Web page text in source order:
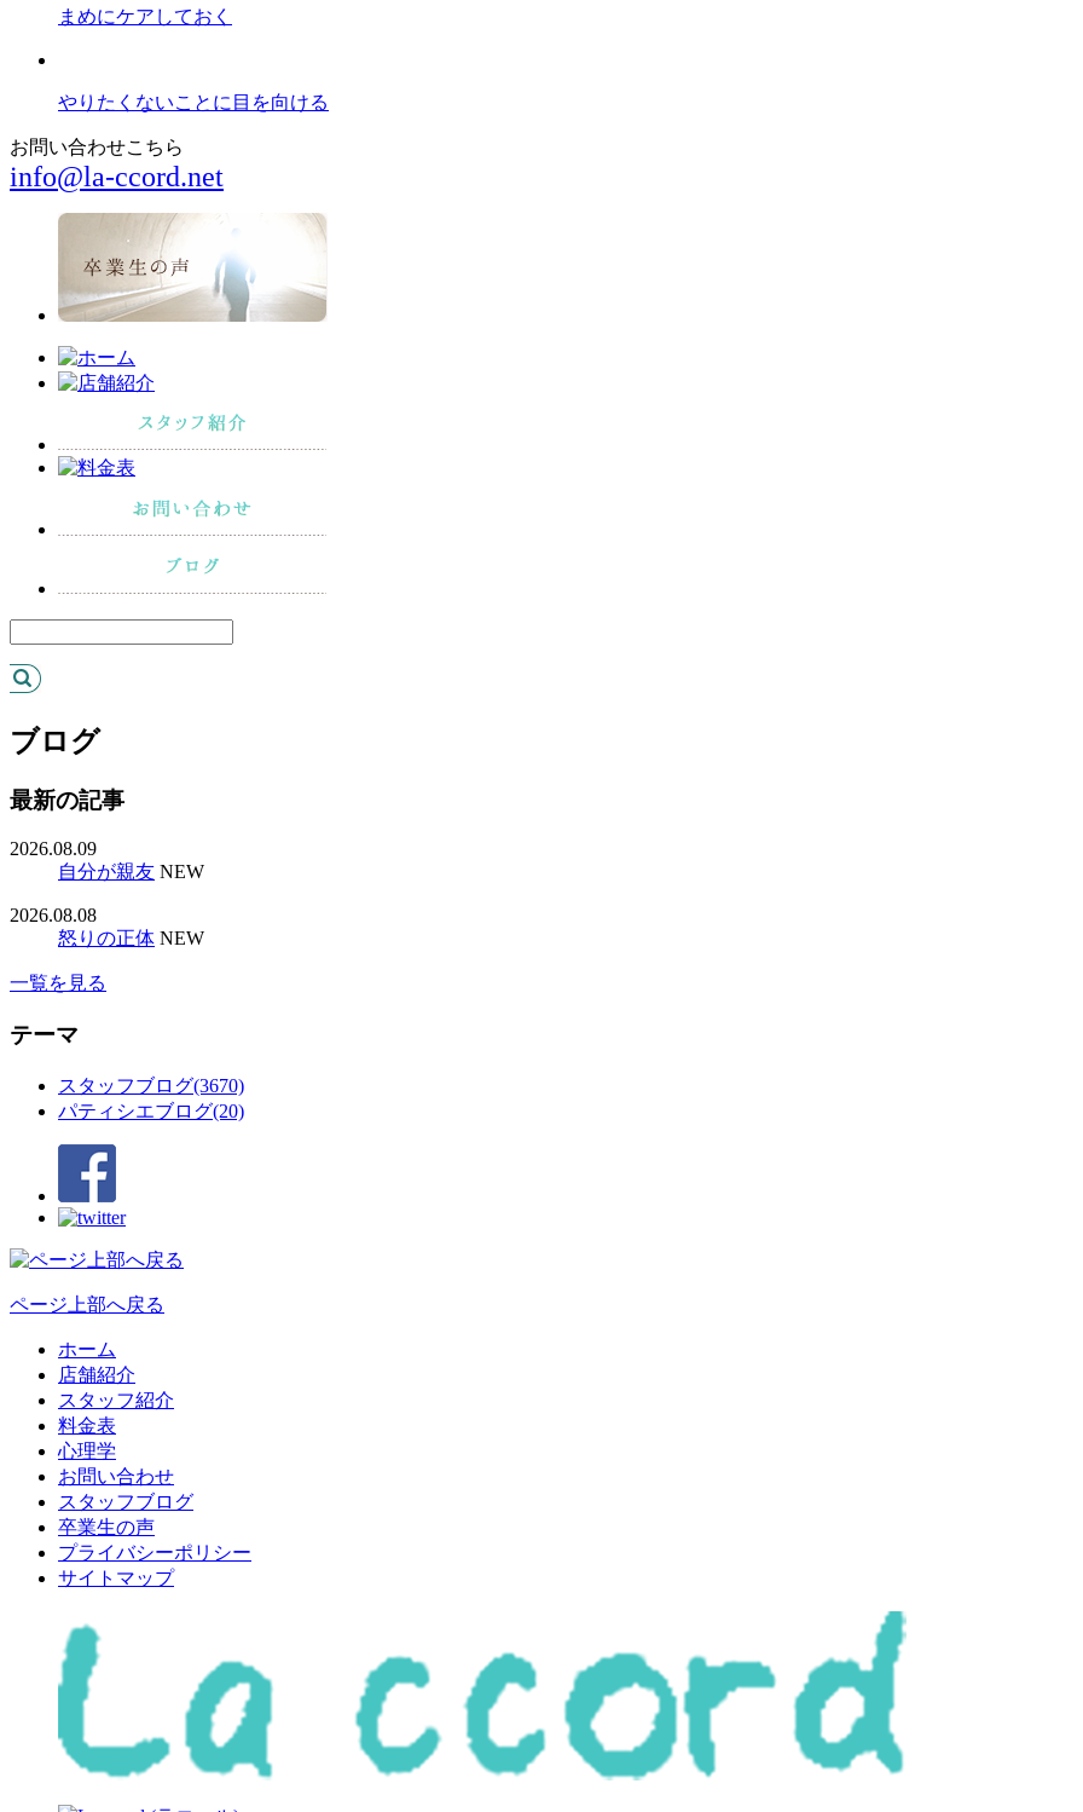
まめにケアしておく
やりたくないことに目を向ける
お問い合わせこちら
info@la-ccord.net
ブログ
最新の記事
2026.08.09
自分が親友 NEW
2026.08.08
怒りの正体 NEW
一覧を見る
テーマ
スタッフブログ(3670)
パティシエブログ(20)
ページ上部へ戻る
ホーム
店舗紹介
スタッフ紹介
料金表
心理学
お問い合わせ
スタッフブログ
卒業生の声
プライバシーポリシー
サイトマップ